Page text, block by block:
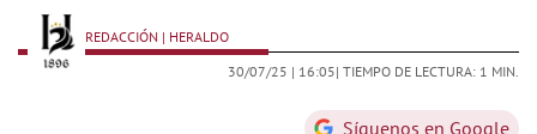
REDACCIÓN | HERALDO
30/07/25 | 16:05| TIEMPO DE LECTURA: 1 MIN.
Síguenos en Google